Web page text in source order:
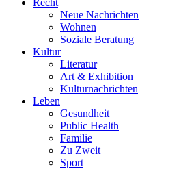
Neue Nachrichten
Wohnen
Soziale Beratung
Kultur
Literatur
Art & Exhibition
Kulturnachrichten
Leben
Gesundheit
Public Health
Familie
Zu Zweit
Sport